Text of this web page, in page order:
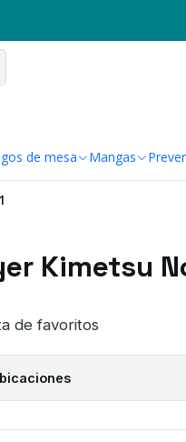
de mesa Mangas
Kimetsu
de favoritos